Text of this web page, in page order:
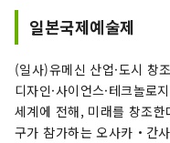
일본국제예술제
(일사)유메신 산업·도시 창
디자인·사이언스·테크놀로
세계에 전해, 미래를 창조
구가 참가하는 오사카・간